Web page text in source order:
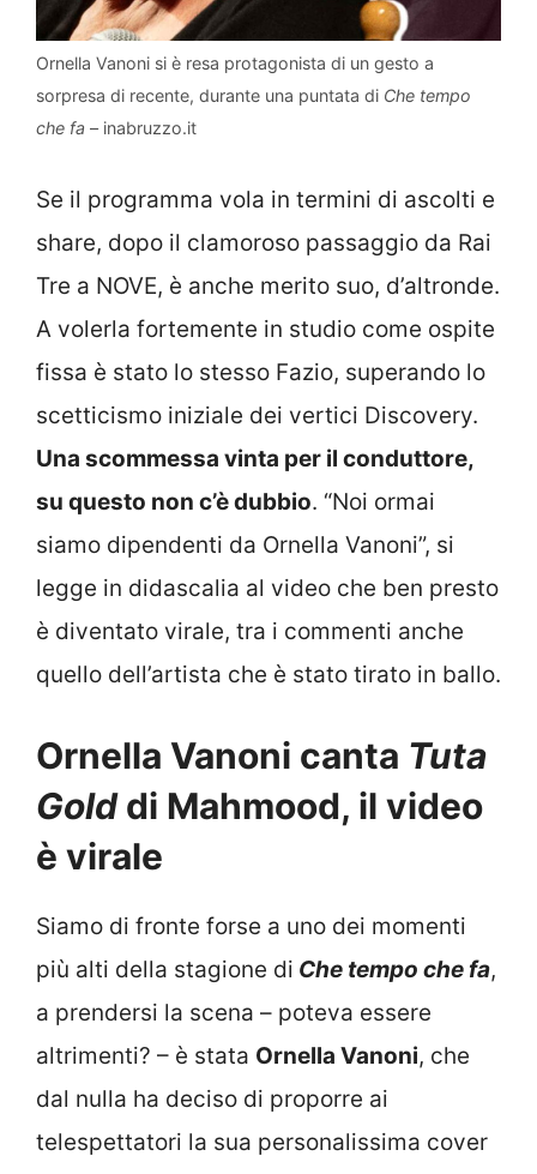
Ornella Vanoni si è resa protagonista di un gesto a
sorpresa di recente, durante una puntata di Che tempo
che fa – inabruzzo.it
Se il programma vola in termini di ascolti e
share, dopo il clamoroso passaggio da Rai
Tre a NOVE, è anche merito suo, d’altronde.
A volerla fortemente in studio come ospite
fissa è stato lo stesso Fazio, superando lo
scetticismo iniziale dei vertici Discovery.
Una scommessa vinta per il conduttore,
su questo non c’è dubbio. “Noi ormai
siamo dipendenti da Ornella Vanoni”, si
legge in didascalia al video che ben presto
è diventato virale, tra i commenti anche
quello dell’artista che è stato tirato in ballo.
Ornella Vanoni canta Tuta
Golddi Mahmood, il video
è virale
Siamo di fronte forse a uno dei momenti
più alti della stagione di Che tempo che fa,
a prendersi la scena – poteva essere
altrimenti? – è stata Ornella Vanoni, che
dal nulla ha deciso di proporre ai
telespettatori la sua personalissima cover